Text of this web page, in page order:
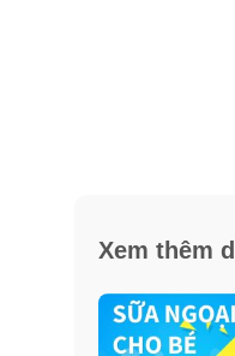
Xem thêm